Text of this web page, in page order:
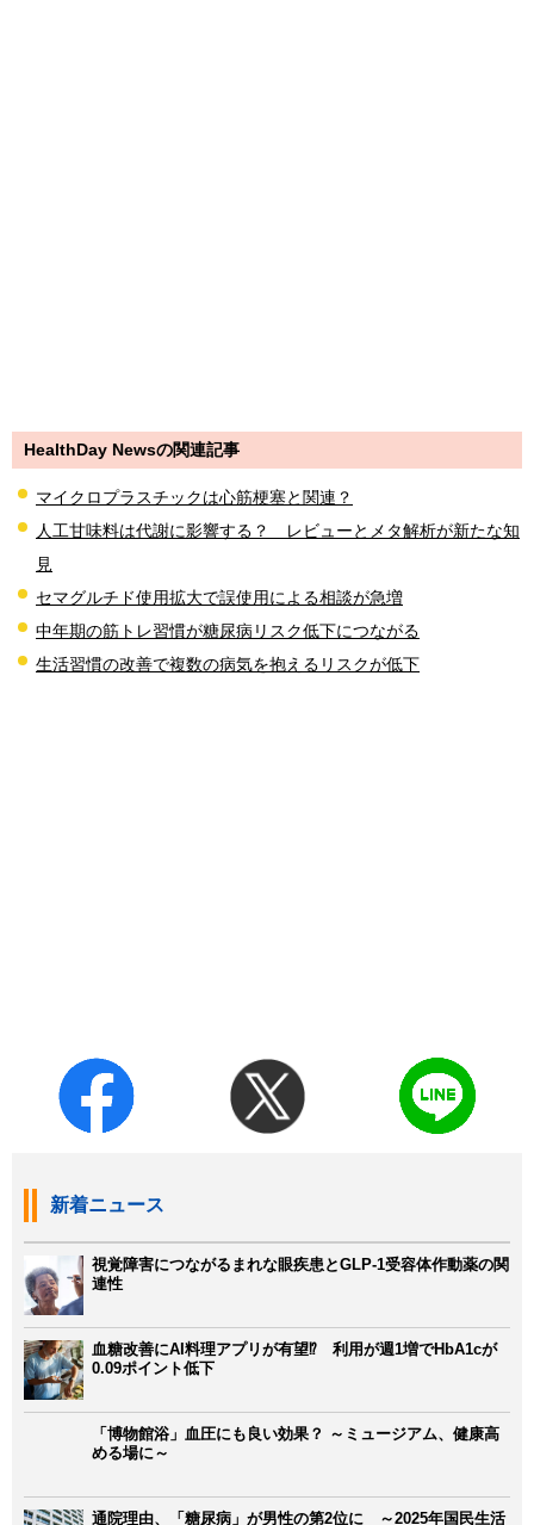
HealthDay Newsの関連記事
マイクロプラスチックは心筋梗塞と関連？
人工甘味料は代謝に影響する？ レビューとメタ解析が新たな知
見
セマグルチド使用拡大で誤使用による相談が急増
中年期の筋トレ習慣が糖尿病リスク低下につながる
生活習慣の改善で複数の病気を抱えるリスクが低下
新着ニュース
視覚障害につながるまれな眼疾患とGLP-1受容体作動薬の関
連性
血糖改善にAI料理アプリが有望⁉ 利用が週1増でHbA1cが
0.09ポイント低下
「博物館浴」血圧にも良い効果？ ～ミュージアム、健康高
める場に～
通院理由、「糖尿病」が男性の第2位に ～2025年国民生活